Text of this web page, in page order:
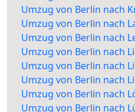
Umzug von Berlin nach
Umzug von Berlin nach
Umzug von Berlin nach
Umzug von Berlin nach
Umzug von Berlin nach
Umzug von Berlin nach
Umzug von Berlin nach
Umzug von Berlin nach